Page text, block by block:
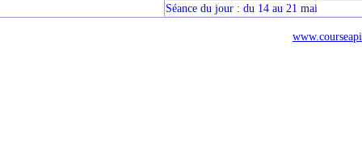
Séance du jour : du 14 au 21 mai